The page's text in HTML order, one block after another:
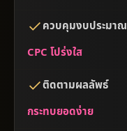
ควบคุมงบประมาณ
CPC โปร่งใส
ติดตามผลลัพธ์
กระทบยอดง่าย